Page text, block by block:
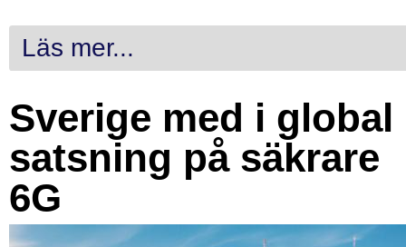
Läs mer...
Sverige med i global
satsning på säkrare
6G